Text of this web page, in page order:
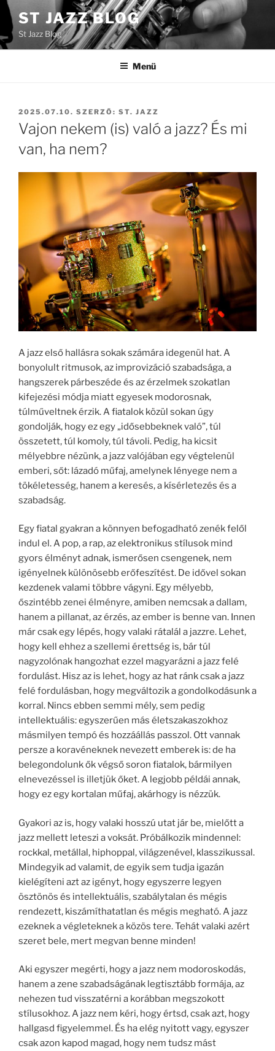
Tartalomhoz
ST JAZZ BLOG
St Jazz Blog
Menü
BEKÜLDVE:
2025.07.10. SZERZŐ: ST. JAZZ
Vajon nekem (is) való a jazz? És mi
van, ha nem?
A jazz első hallásra sokak számára idegenül hat. A
bonyolult ritmusok, az improvizáció szabadsága, a
hangszerek párbeszéde és az érzelmek szokatlan
kifejezési módja miatt egyesek modorosnak,
túlműveltnek érzik. A fiatalok közül sokan úgy
gondolják, hogy ez egy „idősebbeknek való”, túl
összetett, túl komoly, túl távoli. Pedig, ha kicsit
mélyebbre nézünk, a jazz valójában egy végtelenül
emberi, sőt: lázadó műfaj, amelynek lényege nem a
tökéletesség, hanem a keresés, a kísérletezés és a
szabadság.
Egy fiatal gyakran a könnyen befogadható zenék felől
indul el. A pop, a rap, az elektronikus stílusok mind
gyors élményt adnak, ismerősen csengenek, nem
igényelnek különösebb erőfeszítést. De idővel sokan
kezdenek valami többre vágyni. Egy mélyebb,
őszintébb zenei élményre, amiben nemcsak a dallam,
hanem a pillanat, az érzés, az ember is benne van. Innen
már csak egy lépés, hogy valaki rátalál a jazzre. Lehet,
hogy kell ehhez a szellemi érettség is, bár túl
nagyzolónak hangozhat ezzel magyarázni a jazz felé
fordulást. Hisz az is lehet, hogy az hat ránk csak a jazz
felé fordulásban, hogy megváltozik a gondolkodásunk a
korral. Nincs ebben semmi mély, sem pedig
intellektuális: egyszerűen más életszakaszokhoz
másmilyen tempó és hozzáállás passzol. Ott vannak
persze a koravéneknek nevezett emberek is: de ha
belegondolunk ők végső soron fiatalok, bármilyen
elnevezéssel is illetjük őket. A legjobb példái annak,
hogy ez egy kortalan műfaj, akárhogy is nézzük.
Gyakori az is, hogy valaki hosszú utat jár be, mielőtt a
jazz mellett leteszi a voksát. Próbálkozik mindennel:
rockkal, metállal, hiphoppal, világzenével, klasszikussal.
Mindegyik ad valamit, de egyik sem tudja igazán
kielégíteni azt az igényt, hogy egyszerre legyen
ösztönös és intellektuális, szabálytalan és mégis
rendezett, kiszámíthatatlan és mégis megható. A jazz
ezeknek a végleteknek a közös tere. Tehát valaki azért
szeret bele, mert megvan benne minden!
Aki egyszer megérti, hogy a jazz nem modoroskodás,
hanem a zene szabadságának legtisztább formája, az
nehezen tud visszatérni a korábban megszokott
stílusokhoz. A jazz nem kéri, hogy értsd, csak azt, hogy
hallgasd figyelemmel. És ha elég nyitott vagy, egyszer
csak azon kapod magad, hogy nem tudsz mást